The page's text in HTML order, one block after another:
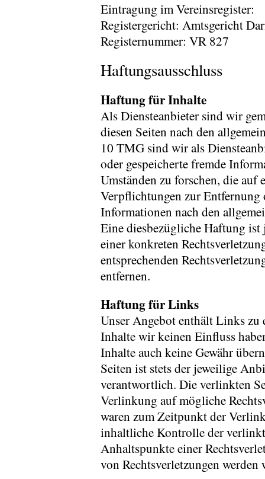
Eintragung im Vereinsregister:
Registergericht: Amtsgericht
Registernummer: VR 827
Haftungsausschluss
Haftung für Inhalte
Als Diensteanbieter sind wir
diesen Seiten nach den
10 TMG sind wir als
oder gespeicherte fremde
Umständen zu forschen, die
Verpflichtungen zur
Informationen nach den
Eine diesbezügliche Haftung
einer konkreten
entsprechenden
entfernen.
Haftung für Links
Unser Angebot enthält Links zu
Inhalte wir keinen Einfluss
Inhalte auch keine Gewähr
Seiten ist stets der jeweilige
verantwortlich. Die verlinkten
Verlinkung auf mögliche
waren zum Zeitpunkt der
inhaltliche Kontrolle der
Anhaltspunkte einer
von Rechtsverletzungen